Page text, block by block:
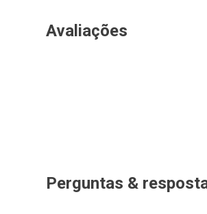
Avaliações
Perguntas &